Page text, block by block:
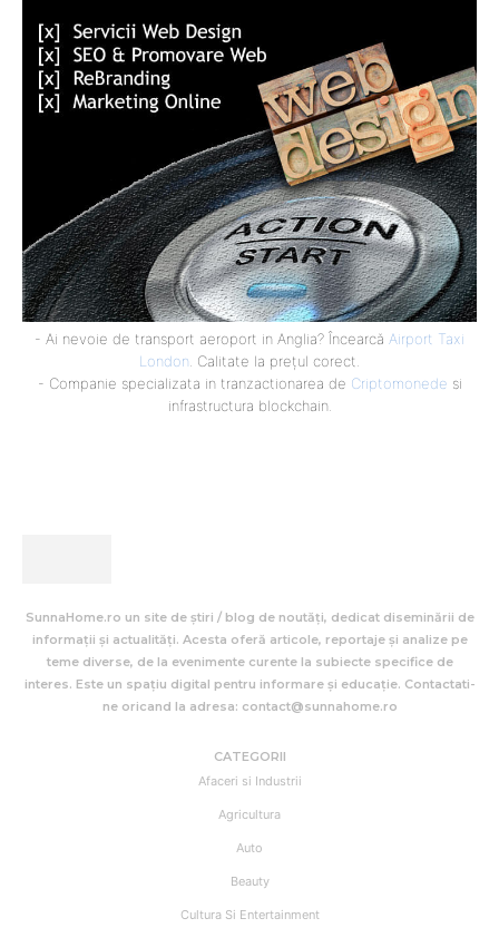
- Ai nevoie de transport aeroport in Anglia? Încearcă Airport Taxi
London. Calitate la prețul corect.
- Companie specializata in tranzactionarea de Criptomonede si
infrastructura blockchain.
SunnaHome.ro un site de știri / blog de noutăți, dedicat diseminării de
informații și actualități. Acesta oferă articole, reportaje și analize pe
teme diverse, de la evenimente curente la subiecte specifice de
interes. Este un spațiu digital pentru informare și educație. Contactati-
ne oricand la adresa: contact@sunnahome.ro
CATEGORII
Afaceri si Industrii
Agricultura
Auto
Beauty
Cultura Si Entertainment